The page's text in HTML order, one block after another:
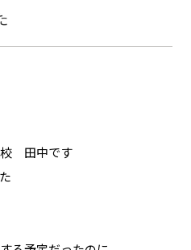
校 田中です